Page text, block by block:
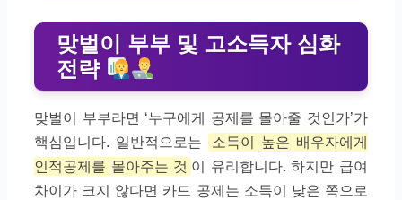
맞벌이 부부 및 고소득자 심화
전략
맞벌이 부부라면 ‘누구에게 공제를 몰아줄 것인가’가
핵심입니다. 일반적으로는
소득이 높은 배우자에게
인적공제를 몰아주는 것 이 유리합니다. 하지만 급여
차이가 크지 않다면 카드 공제는 소득이 낮은 쪽으로